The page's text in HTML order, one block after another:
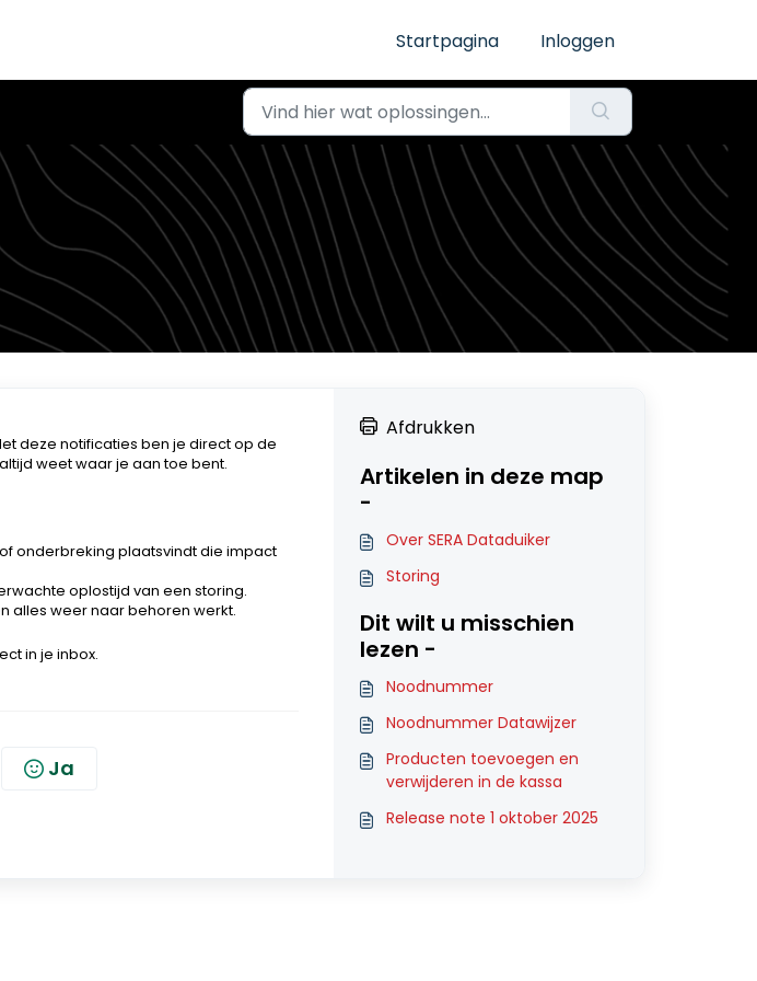
Startpagina Inloggen
deze notificaties ben je direct op de
weet waar je aan toe bent.
onderbreking plaatsvindt die impact
oplostijd van een storing.
alles weer naar behoren werkt.
in je inbox.
Ja
Afdrukken
Artikelen in deze map
-
Over SERA Dataduiker
Storing
Dit wilt u misschien
lezen -
Noodnummer
Noodnummer Datawijzer
Producten toevoegen en
verwijderen in de kassa
Release note 1 oktober 2025